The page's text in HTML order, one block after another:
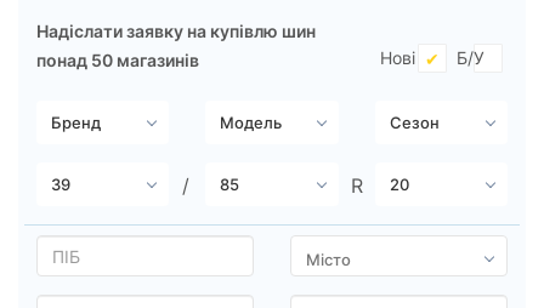
Надіслати заявку на купівлю шин
понад 50 магазинів
Нові Б/У
Сезон
Всі бренди
Тип транспортного засобу